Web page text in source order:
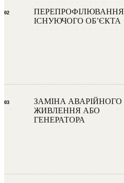
02
ПЕРЕПРОФІЛЮВАННЯ
ІСНУЮЧОГО ОБʼЄКТА
03
ЗАМІНА АВАРІЙНОГО
ЖИВЛЕННЯ АБО
ГЕНЕРАТОРА